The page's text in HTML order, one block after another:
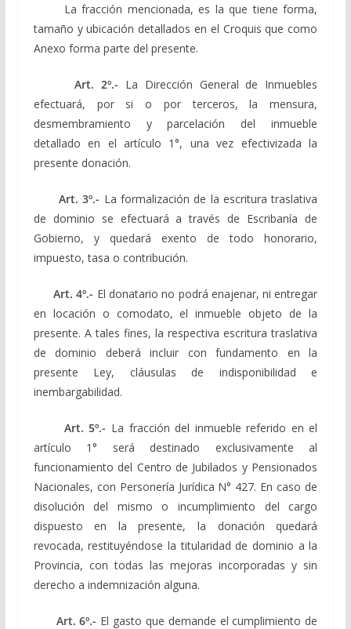
La fracción mencionada, es la que tiene forma,
tamaño y ubicación detallados en el Croquis que como
Anexo forma parte del presente.
Art. 2º.- La Dirección General de Inmuebles
efectuará, por si o por terceros, la mensura,
desmembramiento y parcelación del inmueble
detallado en el artículo 1°, una vez efectivizada la
presente donación.
Art. 3º.- La formalización de la escritura traslativa
de dominio se efectuará a través de Escribanía de
Gobierno, y quedará exento de todo honorario,
impuesto, tasa o contribución.
Art. 4º.- El donatario no podrá enajenar, ni entregar
en locación o comodato, el inmueble objeto de la
presente. A tales fines, la respectiva escritura traslativa
de dominio deberá incluir con fundamento en la
presente Ley, cláusulas de indisponibilidad e
inembargabilidad.
Art. 5º.- La fracción del inmueble referido en el
artículo 1° será destinado exclusivamente al
funcionamiento del Centro de Jubilados y Pensionados
Nacionales, con Personería Jurídica N° 427. En caso de
disolución del mismo o incumplimiento del cargo
dispuesto en la presente, la donación quedará
revocada, restituyéndose la titularidad de dominio a la
Provincia, con todas las mejoras incorporadas y sin
derecho a indemnización alguna.
Art. 6º.- El gasto que demande el cumplimiento de